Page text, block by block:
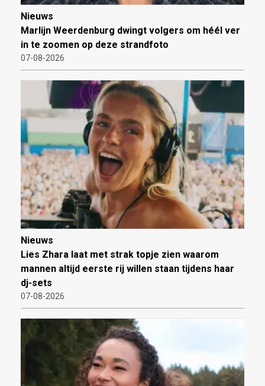
Nieuws
Marlijn Weerdenburg dwingt volgers om héél ver
in te zoomen op deze strandfoto
07-08-2026
Nieuws
Lies Zhara laat met strak topje zien waarom
mannen altijd eerste rij willen staan tijdens haar
dj-sets
07-08-2026